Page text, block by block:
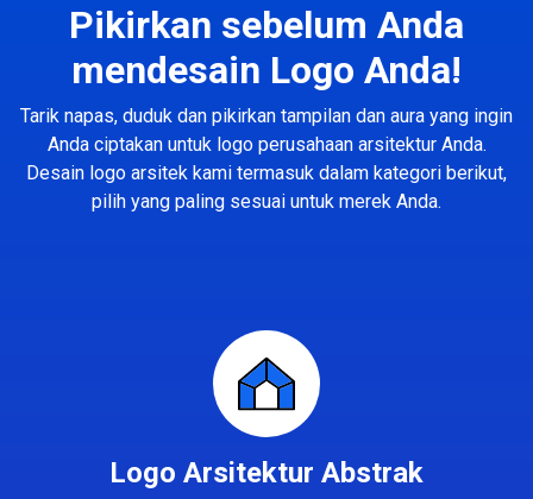
Pikirkan sebelum Anda
mendesain Logo Anda!
Tarik napas, duduk dan pikirkan tampilan dan aura yang ingin
Anda ciptakan untuk logo perusahaan arsitektur Anda.
Desain logo arsitek kami termasuk dalam kategori berikut,
pilih yang paling sesuai untuk merek Anda.
Logo Arsitektur Abstrak